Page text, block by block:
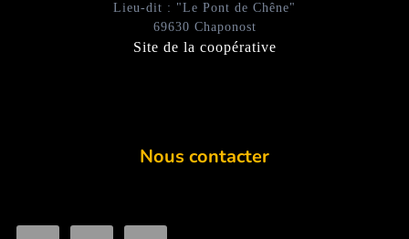
Lieu-dit : "Le Pont de Chêne"
69630 Chaponost
Site de la coopérative
Nous contacter